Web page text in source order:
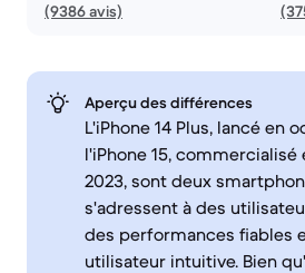
(9386 avis)
Aperçu des différences
L'iPhone 14 Plus, lancé en
l'iPhone 15,
2023, sont deux
s'adressent à des
des performances fiables
utilisateur intuitive. Bien